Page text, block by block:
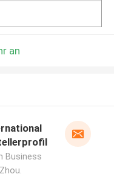
an
Business